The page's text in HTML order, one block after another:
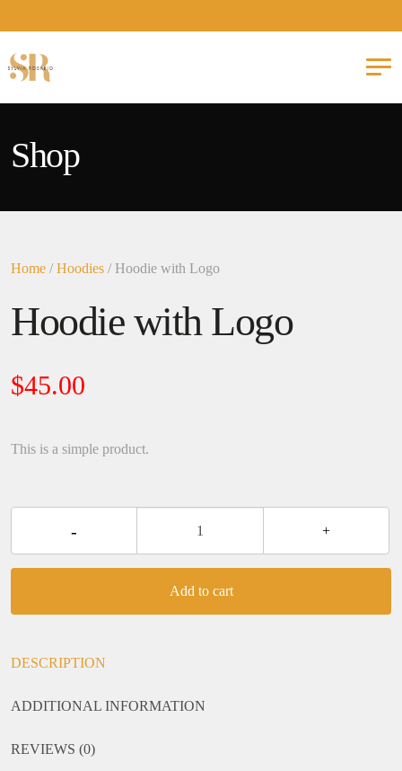
Shop
Home /Hoodies / Hoodie with Logo
Hoodie with Logo
$45.00
This is a simple product.
-
Logo
+
Add to cart
DESCRIPTION
ADDITIONAL INFORMATION
REVIEWS (0)